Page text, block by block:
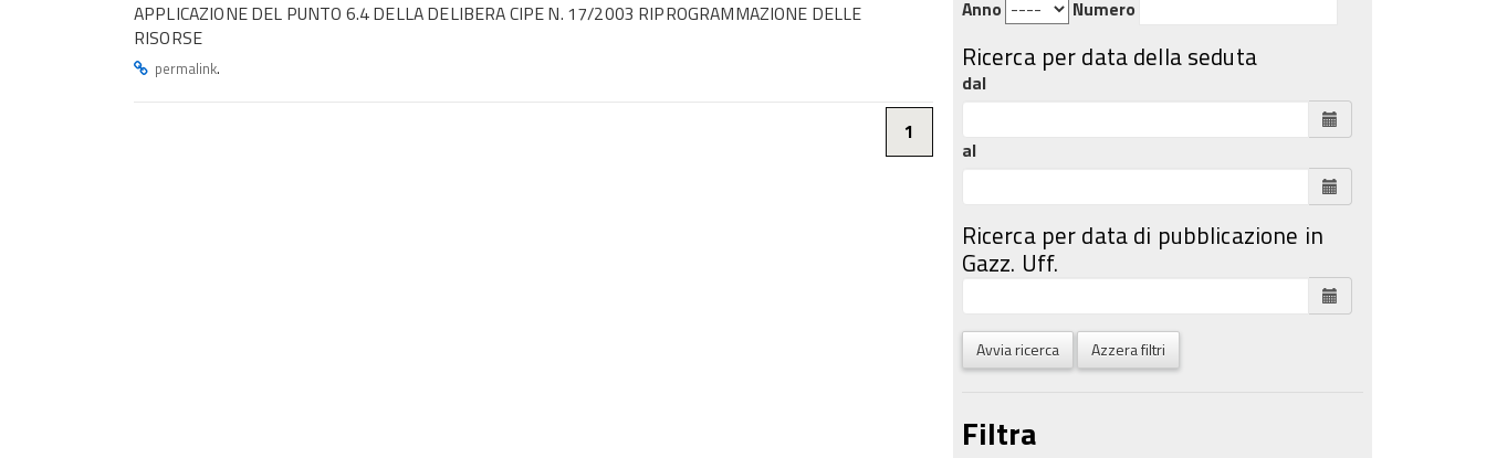
APPLICAZIONE DEL PUNTO 6.4 DELLA DELIBERA CIPE N. 17/2003 RIPROGRAMMAZIONE DELLE
RISORSE
permalink.
1
Anno Numero
Ricerca per data della seduta
dal
al
Ricerca per data di pubblicazione in
Gazz. Uff.
Avvia ricerca Azzera filtri
Filtra